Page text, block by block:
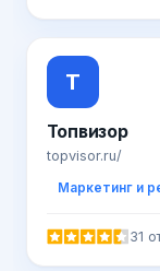
Т
Топвизор
topvisor.ru/
Маркетинг и
31